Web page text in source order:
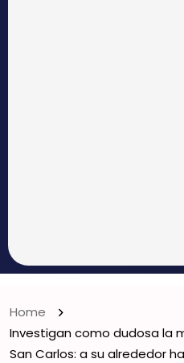
Home
Investigan como dudosa la
San Carlos: a su alrededor